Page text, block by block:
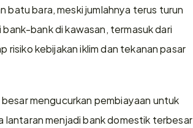
bara, meski jumlahnya terus turun
bank di kawasan, termasuk dari
kebijakan iklim dan tekanan pasar
mengucurkan pembiayaan untuk
menjadi bank domestik terbesar